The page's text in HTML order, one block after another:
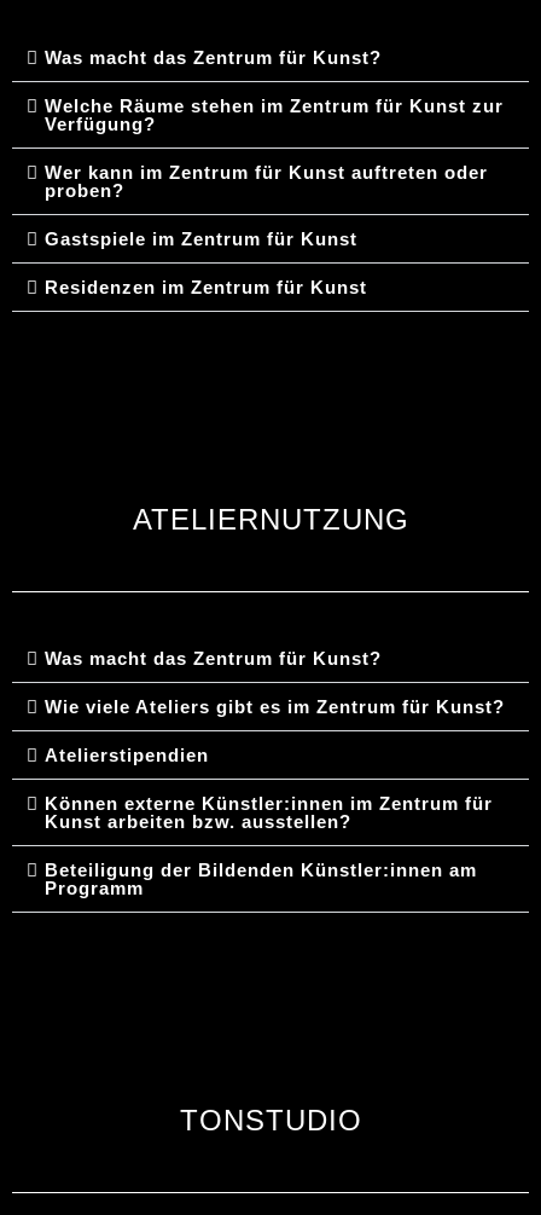
Was macht das Zentrum für Kunst?
Welche Räume stehen im Zentrum für Kunst zur
Verfügung?
Wer kann im Zentrum für Kunst auftreten oder
proben?
Gastspiele im Zentrum für Kunst
Residenzen im Zentrum für Kunst
ATELIERNUTZUNG
Was macht das Zentrum für Kunst?
Wie viele Ateliers gibt es im Zentrum für Kunst?
Atelierstipendien
Können externe Künstler:innen im Zentrum für
Kunst arbeiten bzw. ausstellen?
Beteiligung der Bildenden Künstler:innen am
Programm
TONSTUDIO